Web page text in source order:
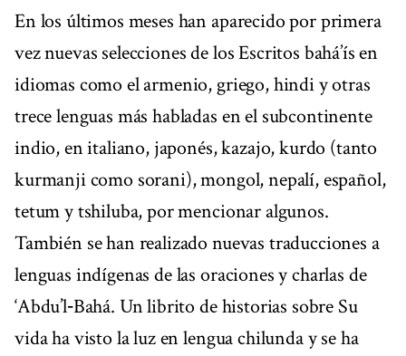
En los últimos meses han aparecido por primera
vez nuevas selecciones de los Escritos bahá’ís en
idiomas como el armenio, griego, hindi y otras
trece lenguas más habladas en el subcontinente
indio, en italiano, japonés, kazajo, kurdo (tanto
kurmanji como sorani), mongol, nepalí, español,
tetum y tshiluba, por mencionar algunos.
También se han realizado nuevas traducciones a
lenguas indígenas de las oraciones y charlas de
‘Abdu’l‑Bahá. Un librito de historias sobre Su
vida ha visto la luz en lengua chilunda y se ha